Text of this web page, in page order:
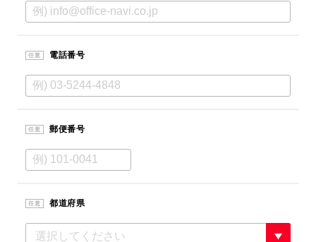
任意 電話番号
任意 郵便番号
任意 都道府県